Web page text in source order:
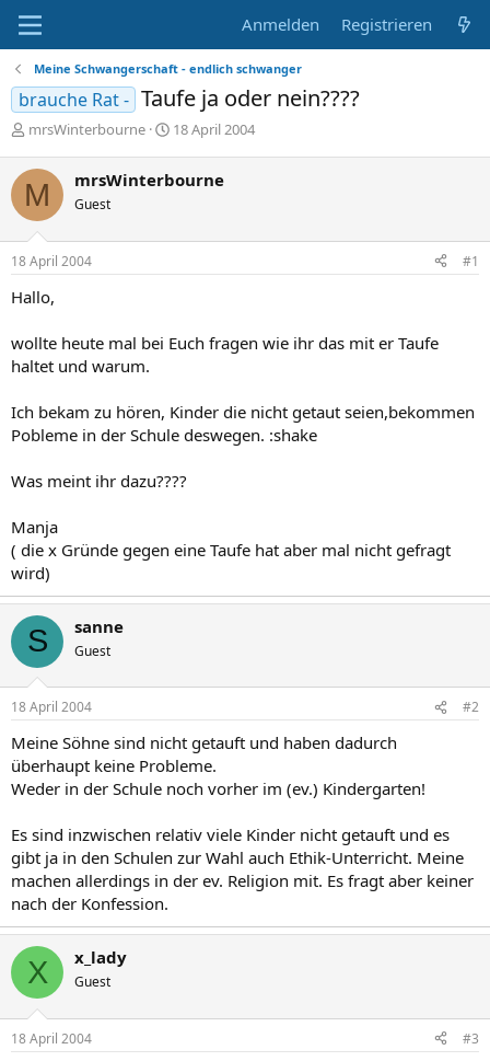
Anmelden Registrieren
Meine Schwangerschaft - endlich schwanger
brauche Rat - Taufe ja oder nein????
E
s
t
e
l
l
e
mrsWinterbourne
E
t
l
18 April 2004
M mrsWinterbourne
Guest
18 April 2004 #1
Hallo,
wollte heute mal bei Euch fragen wie ihr das mit er Taufe
haltet und warum.
Ich bekam zu hören, Kinder die nicht getaut seien,bekommen
Pobleme in der Schule deswegen. :shake
Was meint ihr dazu????
Manja
( die x Gründe gegen eine Taufe hat aber mal nicht gefragt
wird)
S sanne
Guest
18 April 2004 #2
Meine Söhne sind nicht getauft und haben dadurch
überhaupt keine Probleme.
Weder in der Schule noch vorher im (ev.) Kindergarten!
Es sind inzwischen relativ viele Kinder nicht getauft und es
gibt ja in den Schulen zur Wahl auch Ethik-Unterricht. Meine
machen allerdings in der ev. Religion mit. Es fragt aber keiner
nach der Konfession.
X x_lady
Guest
18 April 2004 #3